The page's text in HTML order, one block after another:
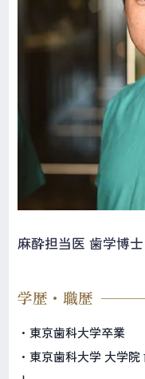
麻酔担当医 歯学博士
学歴・職歴
・東京歯科大学卒業
・東京歯科大学 大学